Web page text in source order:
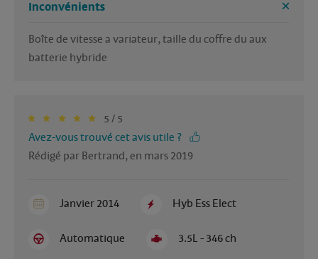
Inconvénients
Boîte de vitesse a variateur, taille du coffre du aux
batterie hybride
5 / 5
Avez-vous trouvé cet avis utile ?
Rédigé par Bertrand, en mars 2019
Janvier 2014 Hyb Ess Elect
Automatique 3.5L - 346 ch